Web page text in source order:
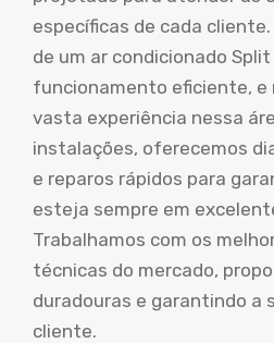
específicas de cada
de um ar condicionado
funcionamento eficiente, e
vasta experiência nessa
instalações, oferecemos
e reparos rápidos para
esteja sempre em
Trabalhamos com os
técnicas do mercado,
duradouras e garantindo
cliente.